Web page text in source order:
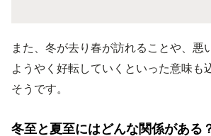
また、冬が去り春が訪れることや、悪
ようやく好転していくといった意味も
そうです。
冬至と夏至にはどんな関係がある